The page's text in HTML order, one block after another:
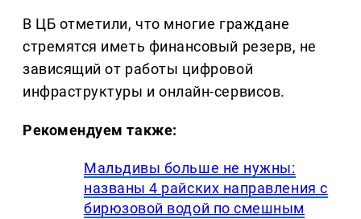
В ЦБ отметили, что многие граждане
стремятся иметь финансовый резерв, не
зависящий от работы цифровой
инфраструктуры и онлайн-сервисов.
Рекомендуем также:
Мальдивы больше не нужны:
названы 4 райских направления с
бирюзовой водой по смешным